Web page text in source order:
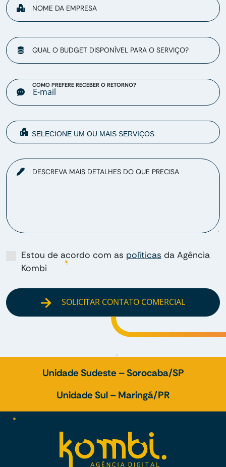
NOME DA EMPRESA
QUAL O BUDGET DISPONÍVEL PARA O SERVIÇO?
COMO PREFERE RECEBER O RETORNO?
DESCREVA MAIS DETALHES DO QUE PRECISA
Estou de acordo com as políticas da Agência
Kombi
SOLICITAR CONTATO COMERCIAL
Unidade Sudeste – Sorocaba/SP
Unidade Sul – Maringá/PR